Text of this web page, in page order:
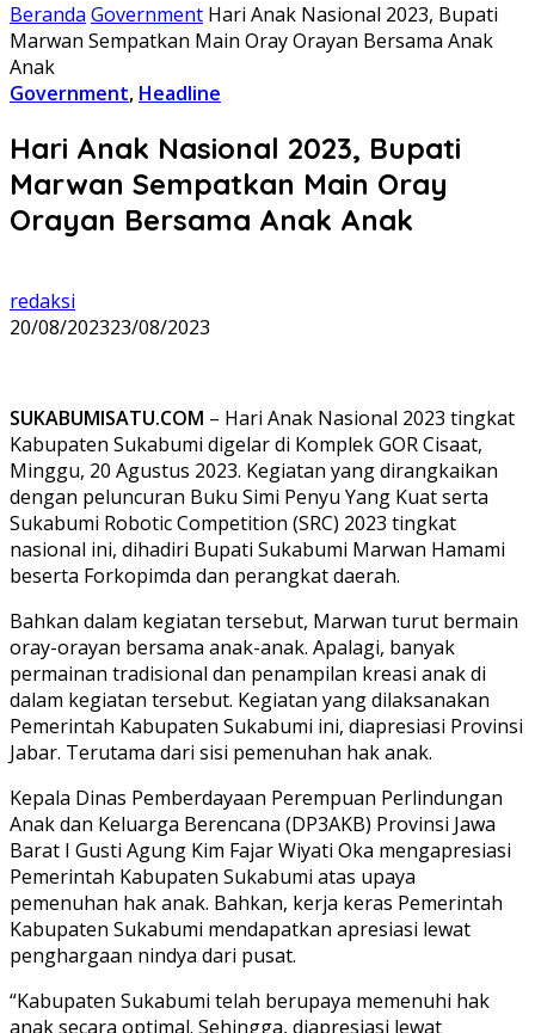
Beranda Government Hari Anak Nasional 2023, Bupati
Marwan Sempatkan Main Oray Orayan Bersama Anak
Anak
Government, Headline
Hari Anak Nasional 2023, Bupati
Marwan Sempatkan Main Oray
Orayan Bersama Anak Anak
redaksi
20/08/202323/08/2023
SUKABUMISATU.COM – Hari Anak Nasional 2023 tingkat
Kabupaten Sukabumi digelar di Komplek GOR Cisaat,
Minggu, 20 Agustus 2023. Kegiatan yang dirangkaikan
dengan peluncuran Buku Simi Penyu Yang Kuat serta
Sukabumi Robotic Competition (SRC) 2023 tingkat
nasional ini, dihadiri Bupati Sukabumi Marwan Hamami
beserta Forkopimda dan perangkat daerah.
Bahkan dalam kegiatan tersebut, Marwan turut bermain
oray-orayan bersama anak-anak. Apalagi, banyak
permainan tradisional dan penampilan kreasi anak di
dalam kegiatan tersebut. Kegiatan yang dilaksanakan
Pemerintah Kabupaten Sukabumi ini, diapresiasi Provinsi
Jabar. Terutama dari sisi pemenuhan hak anak.
Kepala Dinas Pemberdayaan Perempuan Perlindungan
Anak dan Keluarga Berencana (DP3AKB) Provinsi Jawa
Barat I Gusti Agung Kim Fajar Wiyati Oka mengapresiasi
Pemerintah Kabupaten Sukabumi atas upaya
pemenuhan hak anak. Bahkan, kerja keras Pemerintah
Kabupaten Sukabumi mendapatkan apresiasi lewat
penghargaan nindya dari pusat.
“Kabupaten Sukabumi telah berupaya memenuhi hak
anak secara optimal. Sehingga, diapresiasi lewat